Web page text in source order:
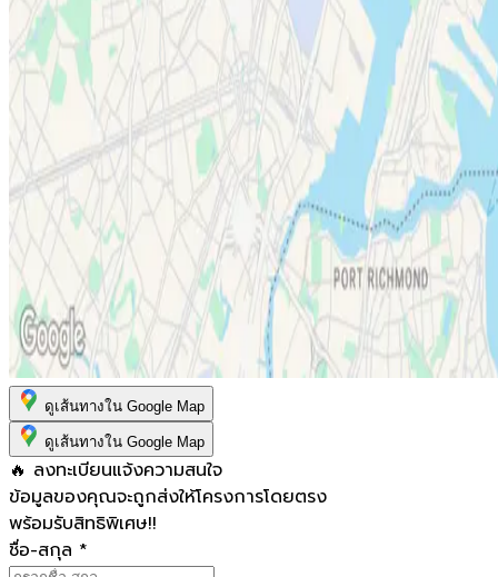
ดูเส้นทางใน Google Map
ดูเส้นทางใน Google Map
🔥 ลงทะเบียนแจ้งความสนใจ
ข้อมูลของคุณจะถูกส่งให้โครงการโดยตรง
พร้อมรับสิทธิพิเศษ!!
ชื่อ-สกุล *